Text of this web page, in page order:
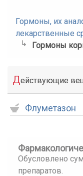
Гормоны, их
лекарственные
Гормоны
Действующие
Флуметазон
Обусловлено
препаратов.